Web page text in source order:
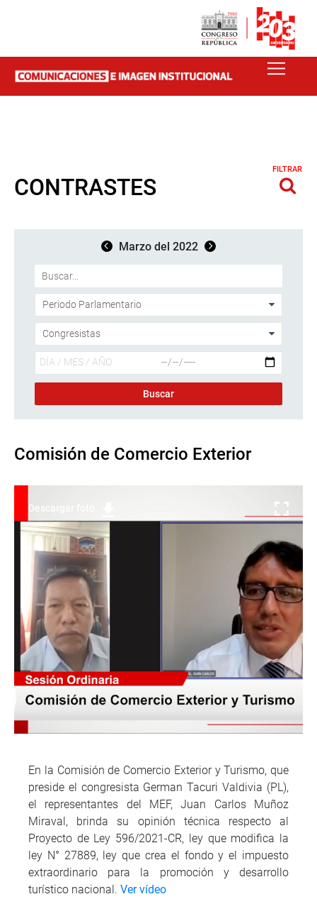
CONTRASTES
FILTRAR
Marzo del 2022
Comisión de Comercio Exterior
Descargar foto
En la Comisión de Comercio Exterior y Turismo, que
preside el congresista German Tacuri Valdivia (PL),
el representantes del MEF, Juan Carlos Muñoz
Miraval, brinda su opinión técnica respecto al
Proyecto de Ley 596/2021-CR, ley que modifica la
ley N° 27889, ley que crea el fondo y el impuesto
extraordinario para la promoción y desarrollo
turístico nacional. Ver vídeo